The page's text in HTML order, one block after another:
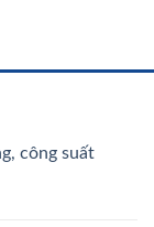
công suất